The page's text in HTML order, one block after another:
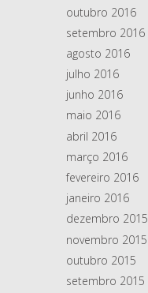
outubro 2016
setembro 2016
agosto 2016
julho 2016
junho 2016
maio 2016
abril 2016
março 2016
fevereiro 2016
janeiro 2016
dezembro 2015
novembro 2015
outubro 2015
setembro 2015